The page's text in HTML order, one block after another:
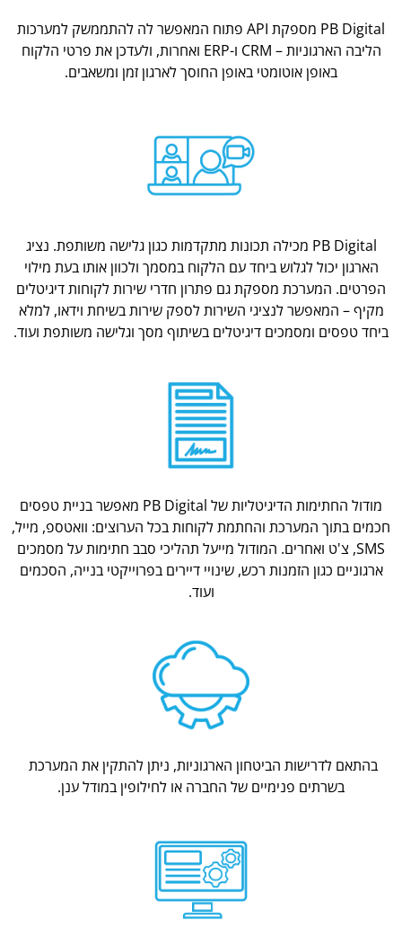
PB Digital מספקת API פתוח המאפשר לה להתממשק למערכות
הליבה הארגוניות – CRM ו-ERP ואחרות, ולעדכן את פרטי הלקוח
באופן אוטומטי באופן החוסך לארגון זמן ומשאבים.
PB Digital מכילה תכונות מתקדמות כגון גלישה משותפת. נציג
הארגון יכול לגלוש ביחד עם הלקוח במסמך ולכוון אותו בעת מילוי
הפרטים. המערכת מספקת גם פתרון חדרי שירות לקוחות דיגיטלים
מקיף – המאפשר לנציגי השירות לספק שירות בשיחת וידאו, למלא
ביחד טפסים ומסמכים דיגיטלים בשיתוף מסך וגלישה משותפת ועוד.
מודול החתימות הדיגיטליות של PB Digital מאפשר בניית טפסים
חכמים בתוך המערכת והחתמת לקוחות בכל הערוצים: וואטספ, מייל,
SMS, צ'ט ואחרים. המודול מייעל תהליכי סבב חתימות על מסמכים
ארגוניים כגון הזמנות רכש, שינויי דיירים בפרוייקטי בנייה, הסכמים
ועוד.
בהתאם לדרישות הביטחון הארגוניות, ניתן להתקין את המערכת
בשרתים פנימיים של החברה או לחילופין במודל ענן.